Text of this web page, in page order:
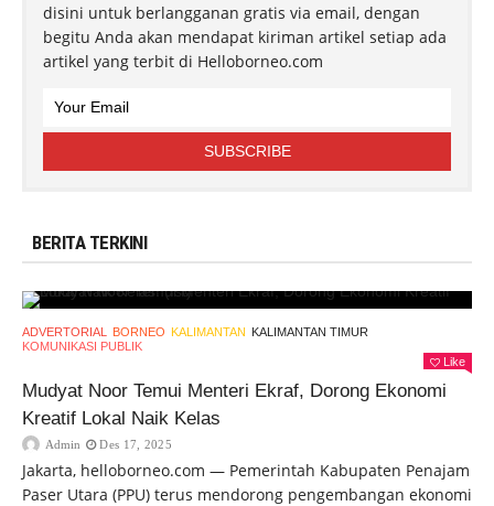
disini untuk berlangganan gratis via email, dengan
begitu Anda akan mendapat kiriman artikel setiap ada
artikel yang terbit di Helloborneo.com
BERITA TERKINI
ADVERTORIAL BORNEO KALIMANTAN KALIMANTAN TIMUR
KOMUNIKASI PUBLIK
Like
Mudyat Noor Temui Menteri Ekraf, Dorong Ekonomi
Kreatif Lokal Naik Kelas
Admin Des 17, 2025
Jakarta, helloborneo.com — Pemerintah Kabupaten Penajam
Paser Utara (PPU) terus mendorong pengembangan ekonomi